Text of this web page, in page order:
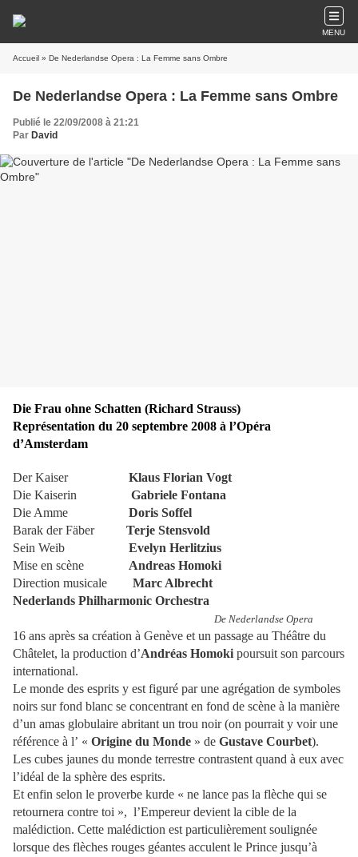
MENU
Accueil » De Nederlandse Opera : La Femme sans Ombre
De Nederlandse Opera : La Femme sans Ombre
Publié le 22/09/2008 à 21:21
Par David
Die Frau ohne Schatten (Richard Strauss)
Représentation du 20 septembre 2008 à l’Opéra
d’Amsterdam
Der Kaiser Klaus Florian Vogt
Die Kaiserin Gabriele Fontana
Die Amme
Doris Soffel
Barak der Fäber Terje Stensvold
Sein Weib Evelyn Herlitzius
Mise en scène Andreas Homoki
Direction musicale Marc Albrecht
Nederlands Philharmonic Orchestra
De Nederlandse Opera
16 ans après sa création à Genève et un passage au Théâtre du
Châtelet, la production d’Andréas Homoki poursuit son parcours
international.
Le monde des esprits y est figuré par une agrégation de symboles
noirs sur fond blanc se concentrant en fond de scène à la manière
d’un amas globulaire abritant un trou noir (on pourrait y voir une
référence à l’ « Origine du Monde » de Gustave Courbet).
Les cubes jaunes du monde terrestre contrastent quand à eux avec
l’idéal de la sphère des esprits.
Et enfin selon le proverbe kurde « ne lance pas la flèche qui se
retournera contre toi », l’Empereur devient la cible de la
malédiction. Cette malédiction est particulièrement soulignée
lorsque des flèches rouges géantes acculent le Prince jusqu’à